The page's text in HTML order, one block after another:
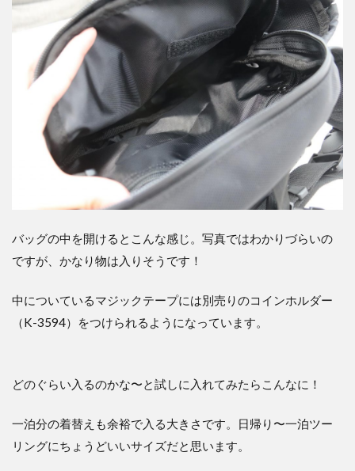
バッグの中を開けるとこんな感じ。写真ではわかりづらいの
ですが、かなり物は入りそうです！
中についているマジックテープには別売りのコインホルダー
（K-3594）をつけられるようになっています。
どのぐらい入るのかな〜と試しに入れてみたらこんなに！
一泊分の着替えも余裕で入る大きさです。日帰り〜一泊ツー
リングにちょうどいいサイズだと思います。